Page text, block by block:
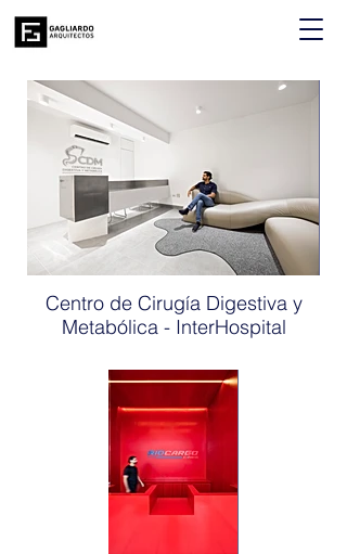
Centro de Cirugía Digestiva y
Metabólica - InterHospital